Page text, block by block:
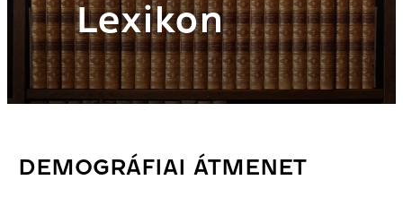
Lexikon
DEMOGRÁFIAI ÁTMENET